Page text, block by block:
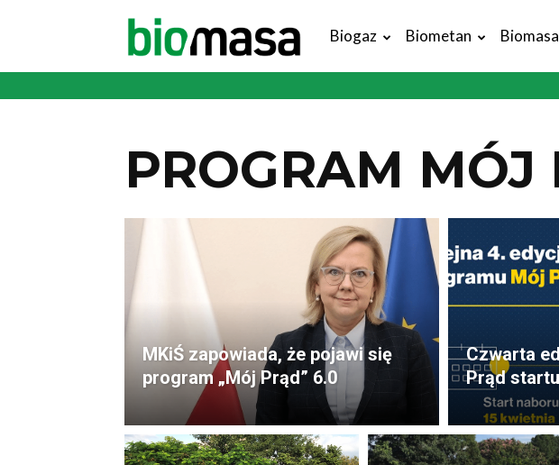
Magazyn
Biogaz Biometan Biomasa
PROGRAM MÓJ
MKiŚ zapowiada, że pojawi się
program „Mój Prąd” 6.0
Czwarta
Prąd